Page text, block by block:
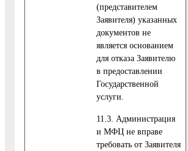
(представителем
Заявителя) указанных
документов не
является основанием
для отказа Заявителю
в предоставлении
Государственной
услуги.
11.3. Администрация
и МФЦ не вправе
требовать от Заявителя